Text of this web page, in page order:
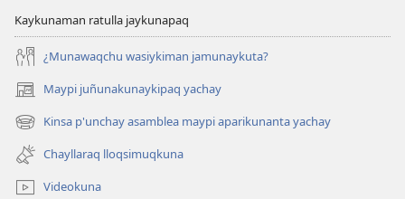
Kaykunaman ratulla jaykunapaq
¿Munawaqchu wasiykiman jamunaykuta?
Maypi juñunakunaykipaq yachay
(abre
una
nueva
ventana)
Kinsa p'unchay asamblea maypi aparikunanta yachay
(abre
una
nueva
ventana)
Chayllaraq lloqsimuqkuna
Videokuna